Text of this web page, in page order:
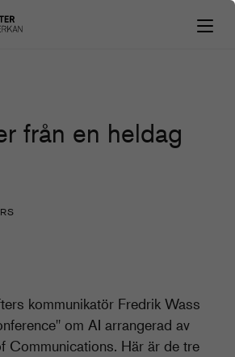
från en heldag
kommunikatör Fredrik Wass
om AI arrangerad av
Communications. Här är de tre